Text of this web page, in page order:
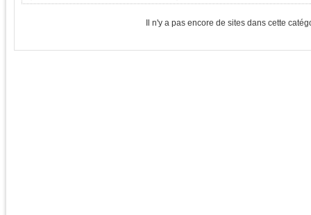
Il n'y a pas encore de sites dans cette